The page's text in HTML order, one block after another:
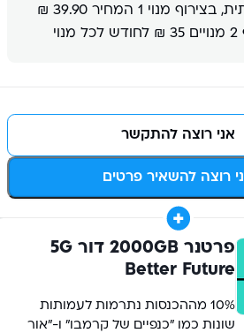
הטבה משפחתית, בצירוף מנוי 1 המחיר 39.90 ₪
להשאיר פרטים
רוצה להתקשר
פרטנר 2000GB דור 5G
10% מההכנסות נתרמות לעמותות
כמו ״כנפיים של קרמבו״ ו-״אור